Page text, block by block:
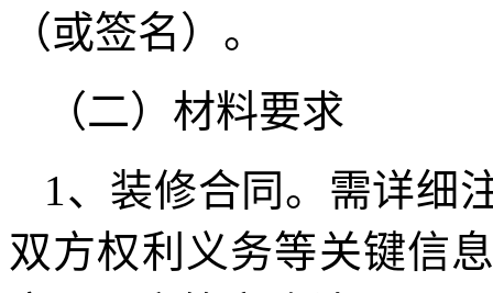
（或签名）。
（二）材料要求
1、装修合同。需详细
双方权利义务等关键信